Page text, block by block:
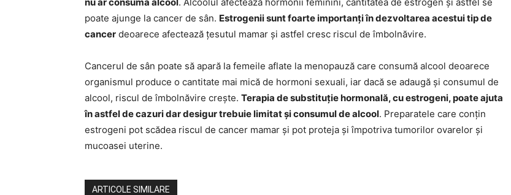
poate ajunge la cancer de sân. Estrogenii sunt foarte importanți în dezvoltarea acestui tip de
cancer deoarece afectează țesutul mamar și astfel cresc riscul de îmbolnăvire.
Cancerul de sân poate să apară la femeile aflate la menopauză care consumă alcool deoarece
organismul produce o cantitate mai mică de hormoni sexuali, iar dacă se adaugă și consumul de
alcool, riscul de îmbolnăvire crește. Terapia de substituție hormonală, cu estrogeni, poate ajuta
în astfel de cazuri dar desigur trebuie limitat și consumul de alcool. Preparatele care conțin
estrogeni pot scădea riscul de cancer mamar și pot proteja și împotriva tumorilor ovarelor și
mucoasei uterine.
ARTICOLE SIMILARE